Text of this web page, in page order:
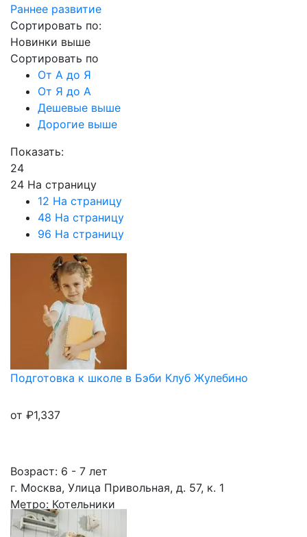
Раннее развитие
Сортировать по:
Новинки выше
Сортировать по
От А до Я
От Я до А
Дешевые выше
Дорогие выше
Показать:
24
24 На страницу
12 На страницу
48 На страницу
96 На страницу
Подготовка к школе в Бэби Клуб Жулебино
от ₽1,337
Возраст: 6 - 7 лет
г. Москва, Улица Привольная, д. 57, к. 1
Метро: Котельники